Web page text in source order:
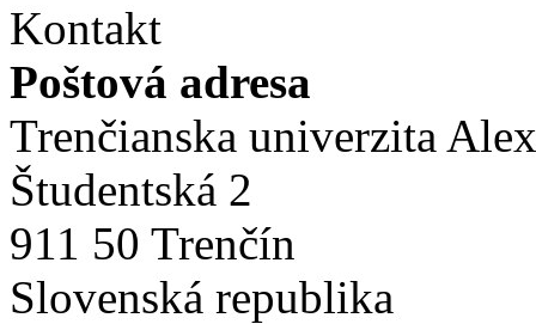
Kontakt
Poštová adresa
Trenčianska univerzita
Študentská 2
911 50 Trenčín
Slovenská republika